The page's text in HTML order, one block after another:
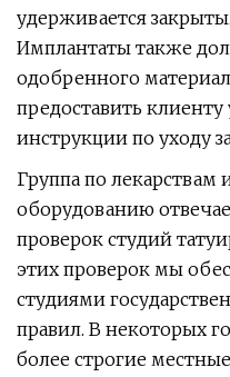
удерживается
Имплантаты также
одобренного
предоставить
инструкции по уходу
Группа по
оборудованию
проверок студий
этих проверок мы
студиями
правил. В некоторых
более строгие